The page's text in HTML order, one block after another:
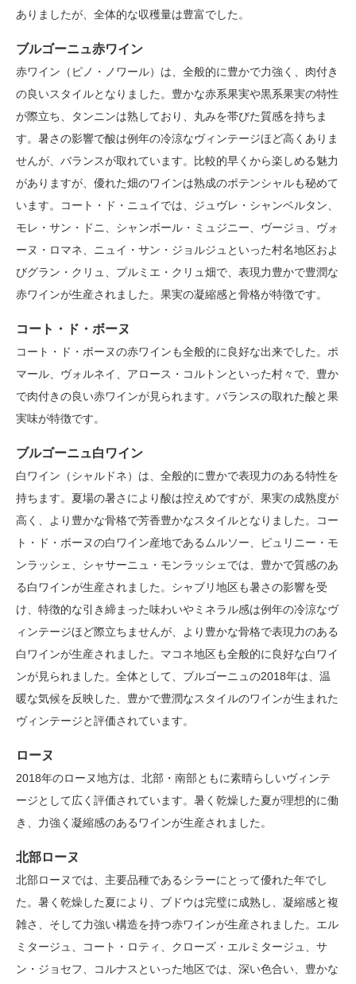
ありましたが、全体的な収穫量は豊富でした。
ブルゴーニュ赤ワイン
赤ワイン（ピノ・ノワール）は、全般的に豊かで力強く、肉付き
の良いスタイルとなりました。豊かな赤系果実や黒系果実の特性
が際立ち、タンニンは熟しており、丸みを帯びた質感を持ちま
す。暑さの影響で酸は例年の冷涼なヴィンテージほど高くありま
せんが、バランスが取れています。比較的早くから楽しめる魅力
がありますが、優れた畑のワインは熟成のポテンシャルも秘めて
います。コート・ド・ニュイでは、ジュヴレ・シャンベルタン、
モレ・サン・ドニ、シャンボール・ミュジニー、ヴージョ、ヴォ
ーヌ・ロマネ、ニュイ・サン・ジョルジュといった村名地区およ
びグラン・クリュ、プルミエ・クリュ畑で、表現力豊かで豊潤な
赤ワインが生産されました。果実の凝縮感と骨格が特徴です。
コート・ド・ボーヌ
コート・ド・ボーヌの赤ワインも全般的に良好な出来でした。ポ
マール、ヴォルネイ、アロース・コルトンといった村々で、豊か
で肉付きの良い赤ワインが見られます。バランスの取れた酸と果
実味が特徴です。
ブルゴーニュ白ワイン
白ワイン（シャルドネ）は、全般的に豊かで表現力のある特性を
持ちます。夏場の暑さにより酸は控えめですが、果実の成熟度が
高く、より豊かな骨格で芳香豊かなスタイルとなりました。コー
ト・ド・ボーヌの白ワイン産地であるムルソー、ピュリニー・モ
ンラッシェ、シャサーニュ・モンラッシェでは、豊かで質感のあ
る白ワインが生産されました。シャブリ地区も暑さの影響を受
け、特徴的な引き締まった味わいやミネラル感は例年の冷涼なヴ
ィンテージほど際立ちませんが、より豊かな骨格で表現力のある
白ワインが生産されました。マコネ地区も全般的に良好な白ワイ
ンが見られました。全体として、ブルゴーニュの2018年は、温
暖な気候を反映した、豊かで豊潤なスタイルのワインが生まれた
ヴィンテージと評価されています。
ローヌ
2018年のローヌ地方は、北部・南部ともに素晴らしいヴィンテ
ージとして広く評価されています。暑く乾燥した夏が理想的に働
き、力強く凝縮感のあるワインが生産されました。
北部ローヌ
北部ローヌでは、主要品種であるシラーにとって優れた年でし
た。暑く乾燥した夏により、ブドウは完璧に成熟し、凝縮感と複
雑さ、そして力強い構造を持つ赤ワインが生産されました。エル
ミタージュ、コート・ロティ、クローズ・エルミタージュ、サ
ン・ジョセフ、コルナスといった地区では、深い色合い、豊かな